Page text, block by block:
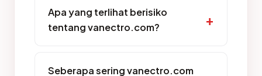
Apa yang terlihat berisiko
tentang vanectro.com?
Seberapa sering vanectro.com